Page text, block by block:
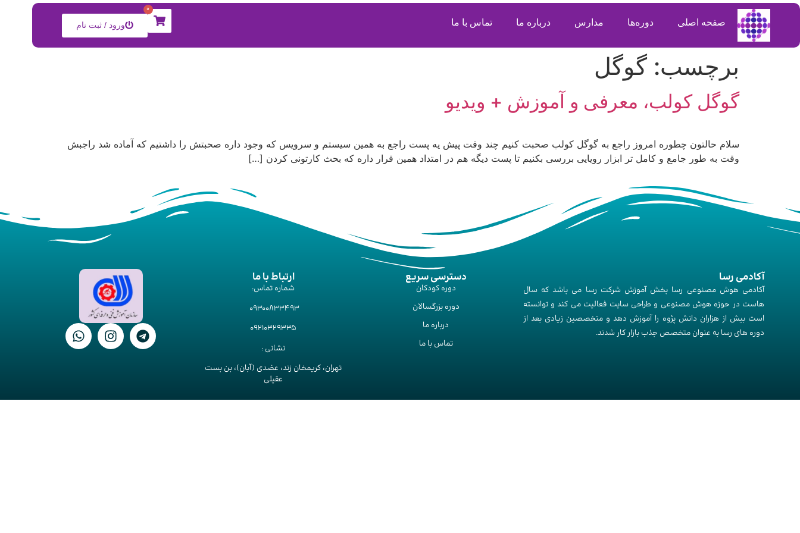
صفحه اصلی دوره‌ها مدارس درباره ما تماس با ما
0
ورود / ثبت نام
برچسب: گوگل
گوگل کولب، معرفی و آموزش + ویدیو
سلام حالتون چطوره امروز راجع به گوگل کولب صحبت کنیم چند وقت پیش یه پست راجع به همین سیستم و سرویس که وجود داره صحبتش را داشتیم که آماده شد راجبش
وقت به طور جامع و کامل تر ابزار رویایی بررسی بکنیم تا پست دیگه هم در امتداد همین قرار داره که بحث کارتونی کردن […]
آکادمی رسا
آکادمی هوش مصنوعی رسا بخش آموزش شرکت رسا می باشد که سال
هاست در حوزه هوش مصنوعی و طراحی سایت فعالیت می کند و توانسته
است بیش از هزاران دانش پژوه را آموزش دهد و متخصصین زیادی بعد از
دوره های رسا به عنوان متخصص جذب بازار کار شدند.
دسترسی سریع
دوره‌ کودکان
دوره‌ بزرگسالان
درباره ما
تماس با ما
ارتباط با ما
شماره تماس:
09300833493
09210329335
نشانی :
تهران، کریمخان زند، عضدی (آبان)، بن بست
عقیلی